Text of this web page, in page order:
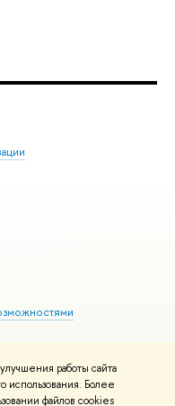
работы сайта
Более
файлов cookies